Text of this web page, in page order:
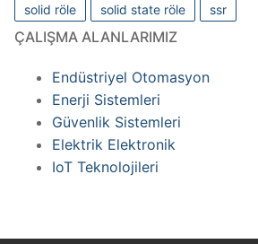
solid röle
solid state röle ssr
ÇALIŞMA ALANLARIMIZ
Endüstriyel Otomasyon
Enerji Sistemleri
Güvenlik Sistemleri
Elektrik Elektronik
IoT Teknolojileri